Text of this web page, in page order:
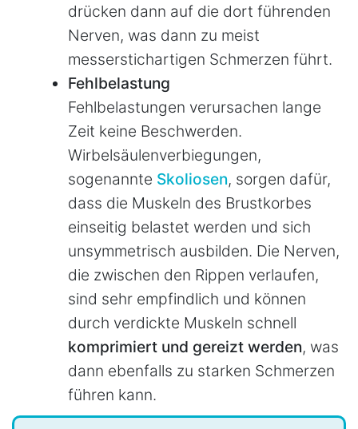
drücken dann auf die dort führenden
Nerven, was dann zu meist
messerstichartigen Schmerzen führt.
Fehlbelastung
Fehlbelastungen verursachen lange
Zeit keine Beschwerden.
Wirbelsäulenverbiegungen,
sogenannte Skoliosen, sorgen dafür,
dass die Muskeln des Brustkorbes
einseitig belastet werden und sich
unsymmetrisch ausbilden. Die Nerven,
die zwischen den Rippen verlaufen,
sind sehr empfindlich und können
durch verdickte Muskeln schnell
komprimiert und gereizt werden, was
dann ebenfalls zu starken Schmerzen
führen kann.